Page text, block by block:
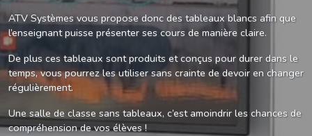
ATV Systèmes vous propose donc des tableaux blancs afin que
l’enseignant puisse présenter ses cours de manière claire.
De plus ces tableaux sont produits et conçus pour durer dans le
temps, vous pourrez les utiliser sans crainte de devoir en changer
régulièrement.
Une salle de classe sans tableaux, c’est amoindrir les chances de
compréhension de vos élèves !